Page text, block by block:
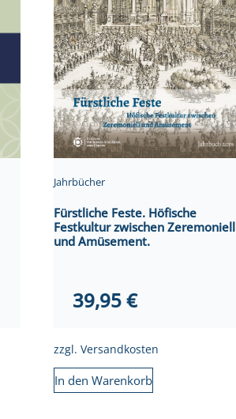
Jahrbücher
Fürstliche Feste. Höfische
Festkultur zwischen Zeremoniell
und Amüsement.
39,95€
zzgl. Versandkosten
In den Warenkorb